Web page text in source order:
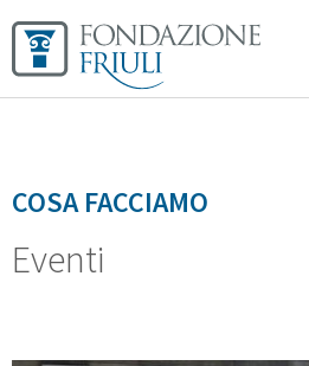
COSA FACCIAMO
Eventi